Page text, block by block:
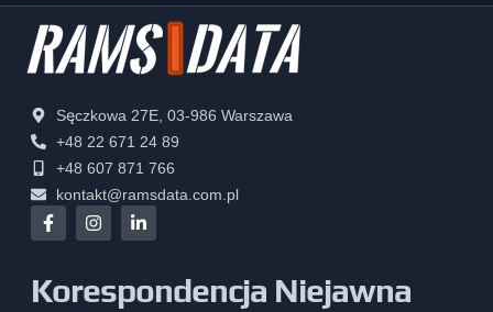
Sęczkowa 27E, 03-986 Warszawa
+48 22 671 24 89
+48 607 871 766
kontakt@ramsdata.com.pl
Korespondencja Niejawna